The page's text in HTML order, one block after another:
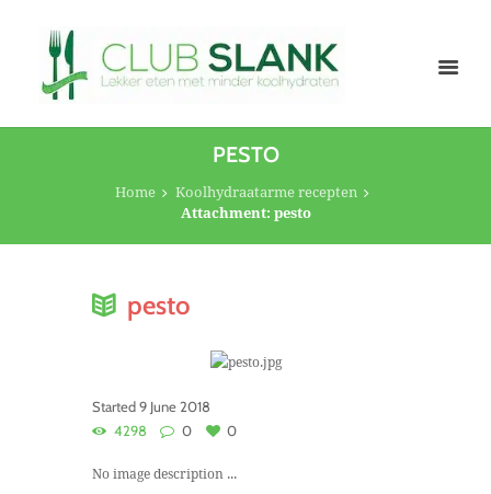
PESTO
Home
Koolhydraatarme recepten
Attachment: pesto
pesto
Started9 June 2018
4298
0 0
No image description ...